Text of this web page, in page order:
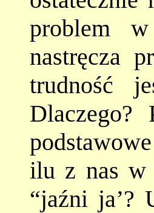
problem
nastręcza
trudność
ilu z nas w
“jaźni ja’?